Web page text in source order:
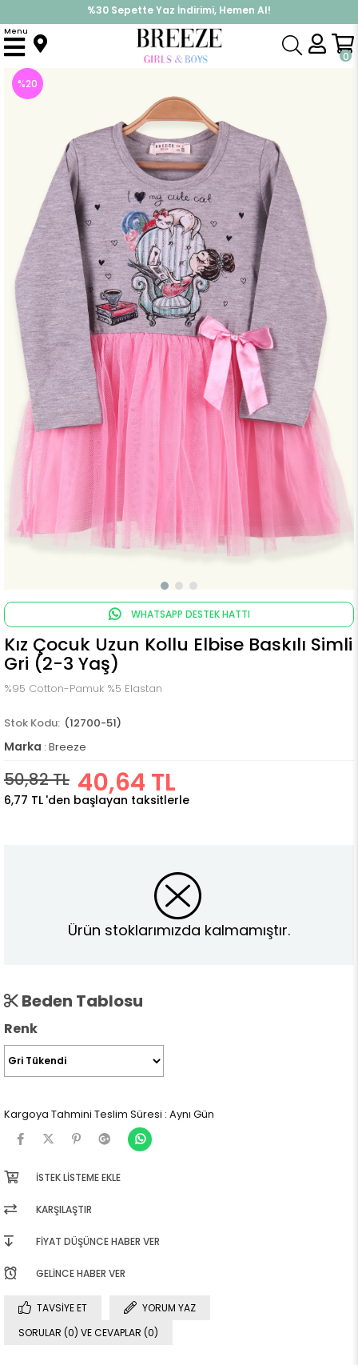
%30 Sepette Yaz İndirimi, Hemen Al!
İndirimlere ek %10 İndirimi Kap, Hemen Üye Ol!
0
Menu
Anasayfa Elbise Modelleri Uzun Kol Elbise
%20
WHATSAPP DESTEK HATTI
Kız Çocuk Uzun Kollu Elbise Baskılı Simli
Gri (2-3 Yaş)
%95 Cotton-Pamuk %5 Elastan
(12700-51)
Marka : Breeze
50,82 TL 40,64 TL
6,77 TL 'den başlayan taksitlerle
Ürün stoklarımızda kalmamıştır.
Beden Tablosu
Renk
Kargoya Tahmini Teslim Süresi : Aynı Gün
İSTEK LISTEME EKLE
KARŞILAŞTIR
FIYAT DÜŞÜNCE HABER VER
GELINCE HABER VER
TAVSIYE ET
YORUM YAZ
SORULAR (0) VE CEVAPLAR (0)